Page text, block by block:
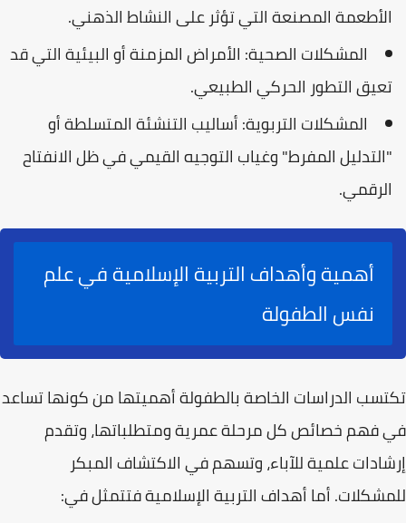
الأطعمة المصنعة التي تؤثر على النشاط الذهني.
المشكلات الصحية: الأمراض المزمنة أو البيئية التي قد
تعيق التطور الحركي الطبيعي.
المشكلات التربوية:أساليب التنشئة المتسلطة أو
"التدليل المفرط" وغياب التوجيه القيمي في ظل الانفتاح
الرقمي.
أهمية وأهداف التربية الإسلامية في علم
نفس الطفولة
تكتسب الدراسات الخاصة بالطفولة أهميتها من كونها تساعد
في فهم خصائص كل مرحلة عمرية ومتطلباتها، وتقدم
إرشادات علمية للآباء، وتسهم في الاكتشاف المبكر
للمشكلات. أماأهداف التربية الإسلاميةفتتمثل في: